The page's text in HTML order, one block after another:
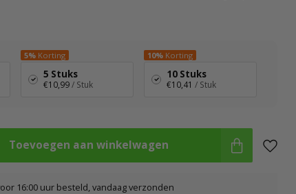
5% Korting
5 Stuks
€10,99/ Stuk
10% Korting
10 Stuks
€10,41 / Stuk
Toevoegen aan winkelwagen
16:00 uur besteld, vandaag verzonden